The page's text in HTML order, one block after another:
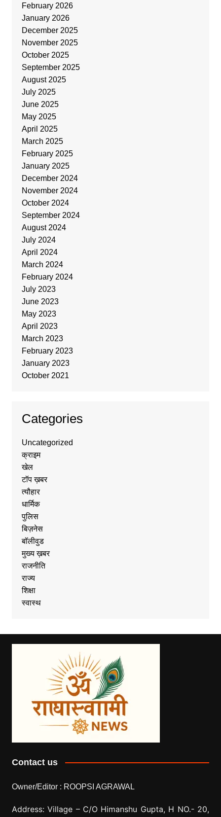
February 2026
January 2026
December 2025
November 2025
October 2025
September 2025
August 2025
July 2025
June 2025
May 2025
April 2025
March 2025
February 2025
January 2025
December 2024
November 2024
October 2024
September 2024
August 2024
July 2024
April 2024
March 2024
February 2024
July 2023
June 2023
May 2023
April 2023
March 2023
February 2023
January 2023
October 2021
Categories
Uncategorized
क्राइम
खेल
टॉप ख़बर
त्यौहार
धार्मिक
पुलिस
बिज़नेस
बॉलीवुड
मुख्य ख़बर
राजनीति
राज्य
शिक्षा
स्वास्थ
Contact us
Owner/Editor : ROOPSI AGRAWAL
Address: Village – C/O Himanshu Gupta, H NO.- 20,